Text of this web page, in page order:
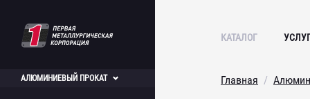
КАТАЛОГ
АЛЮМИНИЕВЫЙ ПРОКАТ Главная